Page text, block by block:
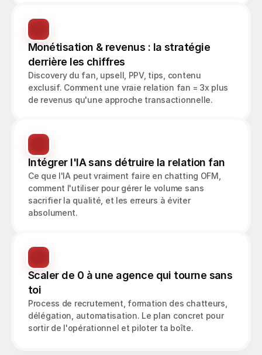
Monétisation & revenus : la stratégie
derrière les chiffres
Discovery du fan, upsell, PPV, tips, contenu
exclusif. Comment une vraie relation fan = 3x plus
de revenus qu'une approche transactionnelle.
Intégrer l'IA sans détruire la relation fan
Ce que l'IA peut vraiment faire en chatting OFM,
comment l'utiliser pour gérer le volume sans
sacrifier la qualité, et les erreurs à éviter
absolument.
Scaler de 0 à une agence qui tourne sans
toi
Process de recrutement, formation des chatteurs,
délégation, automatisation. Le plan concret pour
sortir de l'opérationnel et piloter ta boîte.